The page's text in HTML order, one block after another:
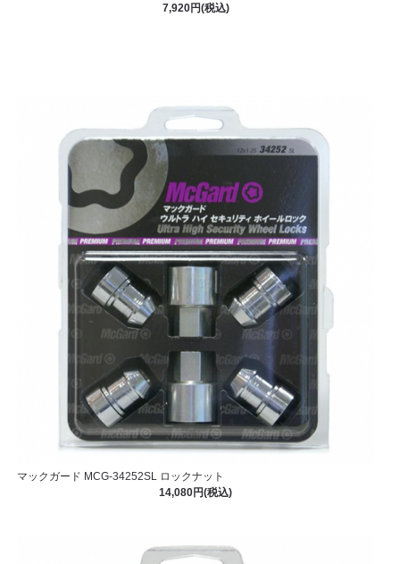
7,920円(税込)
マックガード MCG-34252SL ロックナット
14,080円(税込)